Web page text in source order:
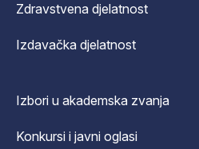
Zdravstvena djelatnost
Izdavačka djelatnost
Izbori u akademska zvanja
Konkursi i javni oglasi